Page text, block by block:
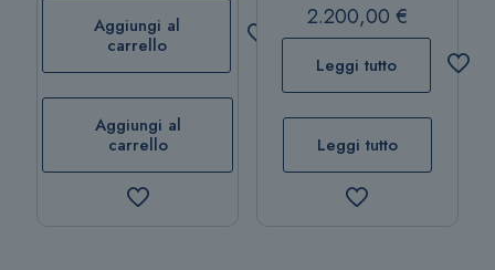
Aggiungi al
carrello
Aggiungi al
carrello
2.200,00 €
Leggi tutto
Leggi tutto